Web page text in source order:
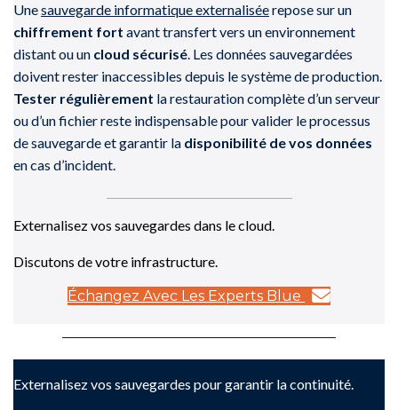
Unesauvegarde informatique externaliséerepose sur un
chiffrement fort avant transfert vers un environnement
distant ou un cloud sécurisé. Les données sauvegardées
doivent rester inaccessibles depuis le système de production.
Tester régulièrement la restauration complète d’un serveur
ou d’un fichier reste indispensable pour valider le processus
de sauvegarde et garantir la disponibilité de vos données
en cas d’incident.
Externalisez vos sauvegardes dans le cloud.
Discutons de votre infrastructure.
Échangez Avec Les Experts Blue
Externalisez vos sauvegardes pour garantir la continuité.